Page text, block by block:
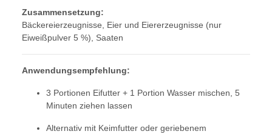
Zusammensetzung:
Bäckereierzeugnisse, Eier und Eiererzeugnisse (nur
Eiweißpulver 5 %), Saaten
Anwendungsempfehlung:
3 Portionen Eifutter + 1 Portion Wasser mischen, 5
Minuten ziehen lassen
Alternativ mit Keimfutter oder geriebenem